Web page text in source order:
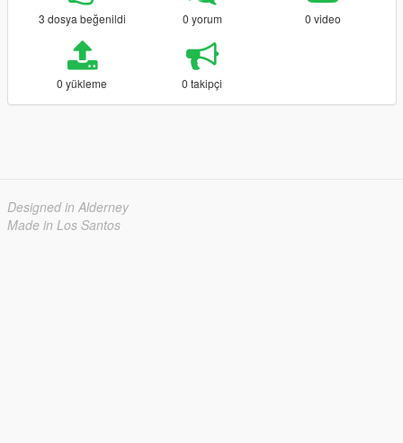
3 dosya beğenildi 0 yorum 0 video
0 yükleme 0 takipçi
Designed in Alderney
Made in Los Santos